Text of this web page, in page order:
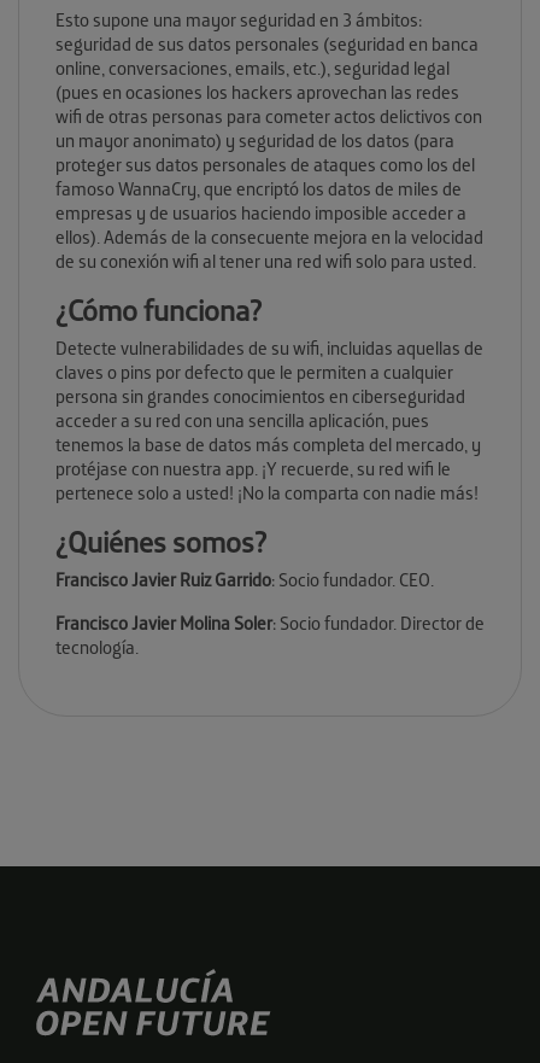
Esto supone una mayor seguridad en 3 ámbitos:
seguridad de sus datos personales (seguridad en banca
online, conversaciones, emails, etc.), seguridad legal
(pues en ocasiones los hackers aprovechan las redes
wifi de otras personas para cometer actos delictivos con
un mayor anonimato) y seguridad de los datos (para
proteger sus datos personales de ataques como los del
famoso WannaCry, que encriptó los datos de miles de
empresas y de usuarios haciendo imposible acceder a
ellos). Además de la consecuente mejora en la velocidad
de su conexión wifi al tener una red wifi solo para usted.
¿Cómo funciona?
Detecte vulnerabilidades de su wifi, incluidas aquellas de
claves o pins por defecto que le permiten a cualquier
persona sin grandes conocimientos en ciberseguridad
acceder a su red con una sencilla aplicación, pues
tenemos la base de datos más completa del mercado, y
protéjase con nuestra app. ¡Y recuerde, su red wifi le
pertenece solo a usted! ¡No la comparta con nadie más!
¿Quiénes somos?
Francisco Javier Ruiz Garrido: Socio fundador. CEO.
Francisco Javier Molina Soler: Socio fundador. Director de
tecnología.